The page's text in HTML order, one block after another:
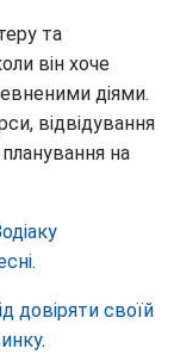
та
він хоче
діями.
відвідування
на
.
довіряти своїй
.